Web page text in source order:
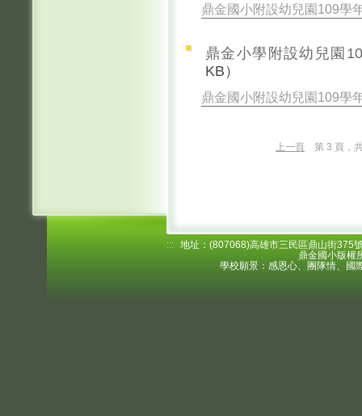
鼎金國小附設幼兒園109學
鼎金小學附設幼兒園
KB）
鼎金國小附設幼兒園109學
上一頁 第 3 頁，
::: 地址：(807068)高雄市三民區鼎山街
鼎金國小版權
學校願景：感恩心、團隊情、國